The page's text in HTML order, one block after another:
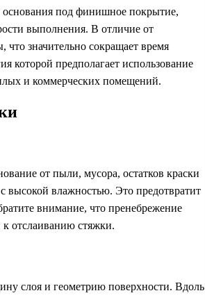
под финишное покрытие,
выполнения. В отличие от
значительно сокращает время
которой предполагает использование
и коммерческих помещений.
от пыли, мусора, остатков краски
высокой влажностью. Это предотвратит
внимание, что пренебрежение
отслаиванию стяжки.
слоя и геометрию поверхности. Вдоль